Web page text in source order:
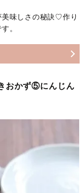
美味しさの秘訣♡作り
。
おかず⑤にんじん